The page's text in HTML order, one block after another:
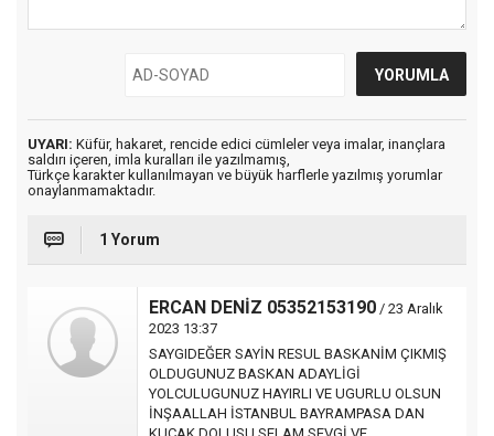
UYARI: Küfür, hakaret, rencide edici cümleler veya imalar, inançlara
saldırı içeren, imla kuralları ile yazılmamış,
Türkçe karakter kullanılmayan ve büyük harflerle yazılmış yorumlar
onaylanmamaktadır.
1 Yorum
ERCAN DENİZ 05352153190 / 23 Aralık
2023 13:37
SAYGIDEĞER SAYİN RESUL BASKANİM ÇIKMIŞ
OLDUGUNUZ BASKAN ADAYLİGİ
YOLCULUGUNUZ HAYIRLI VE UGURLU OLSUN
İNŞAALLAH İSTANBUL BAYRAMPASA DAN